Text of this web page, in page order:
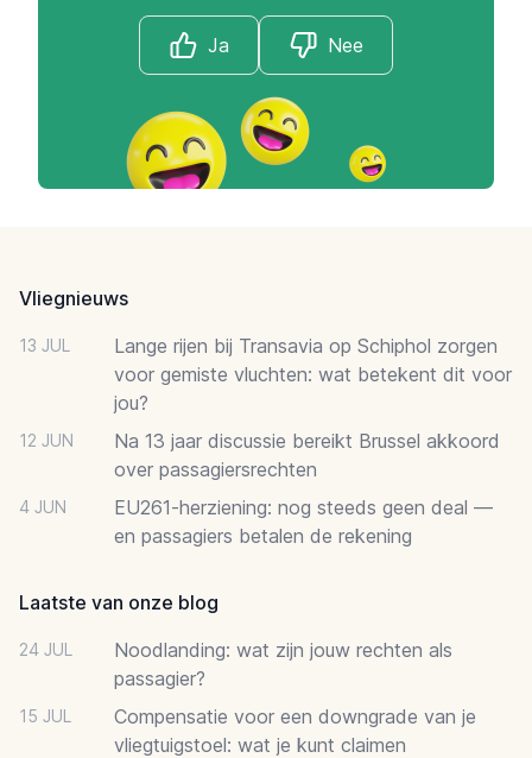
Ja Nee
Vliegnieuws
13 JUL
Lange rijen bij Transavia op Schiphol zorgen
voor gemiste vluchten: wat betekent dit voor
jou?
12 JUN
Na 13 jaar discussie bereikt Brussel akkoord
over passagiersrechten
4 JUN
EU261-herziening: nog steeds geen deal —
en passagiers betalen de rekening
Laatste van onze blog
24 JUL
Noodlanding: wat zijn jouw rechten als
passagier?
15 JUL
Compensatie voor een downgrade van je
vliegtuigstoel: wat je kunt claimen